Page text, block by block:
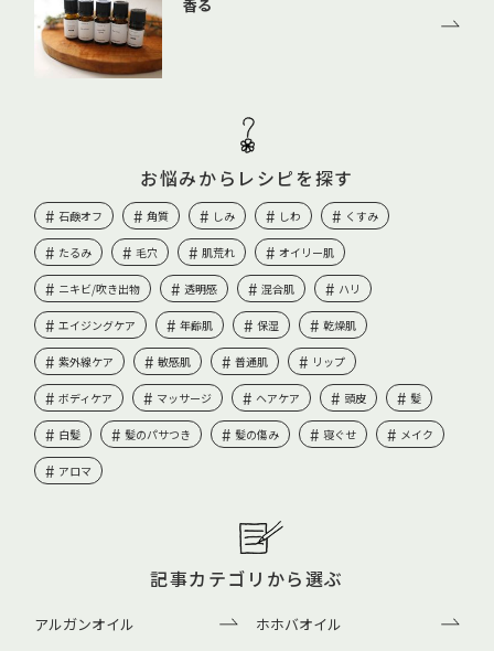
香る
お悩みからレシピを探す
石鹸オフ 角質 しみ しわ くすみ
たるみ 毛穴 肌荒れ オイリー肌
ニキビ/吹き出物 透明感 混合肌 ハリ
エイジングケア 年齢肌 保湿 乾燥肌
紫外線ケア 敏感肌 普通肌 リップ
ボディケア マッサージ ヘアケア 頭皮 髪
白髪 髪のパサつき 髪の傷み 寝ぐせ メイク
アロマ
記事カテゴリから選ぶ
アルガンオイル ホホバオイル